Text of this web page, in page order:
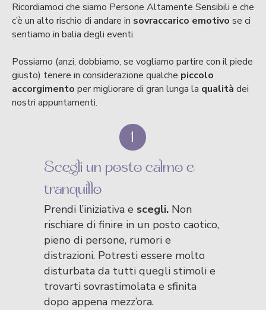
Ricordiamoci che siamo Persone Altamente Sensibili e che
c’è un alto rischio di andare in sovraccarico emotivo se ci
sentiamo in balia degli eventi.
Possiamo (anzi, dobbiamo, se vogliamo partire con il piede
giusto) tenere in considerazione qualche piccolo
accorgimento per migliorare di gran lunga la qualità dei
nostri appuntamenti.
Scegli un posto calmo e
tranquillo
Prendi l’iniziativa e scegli. Non
rischiare di finire in un posto caotico,
pieno di persone, rumori e
distrazioni. Potresti essere molto
disturbata da tutti quegli stimoli e
trovarti sovrastimolata e sfinita
dopo appena mezz’ora.
1